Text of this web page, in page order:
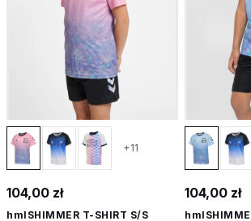
+11
104,00 zł
hmlSHIMMER T-SHIRT S/S
104,00 zł